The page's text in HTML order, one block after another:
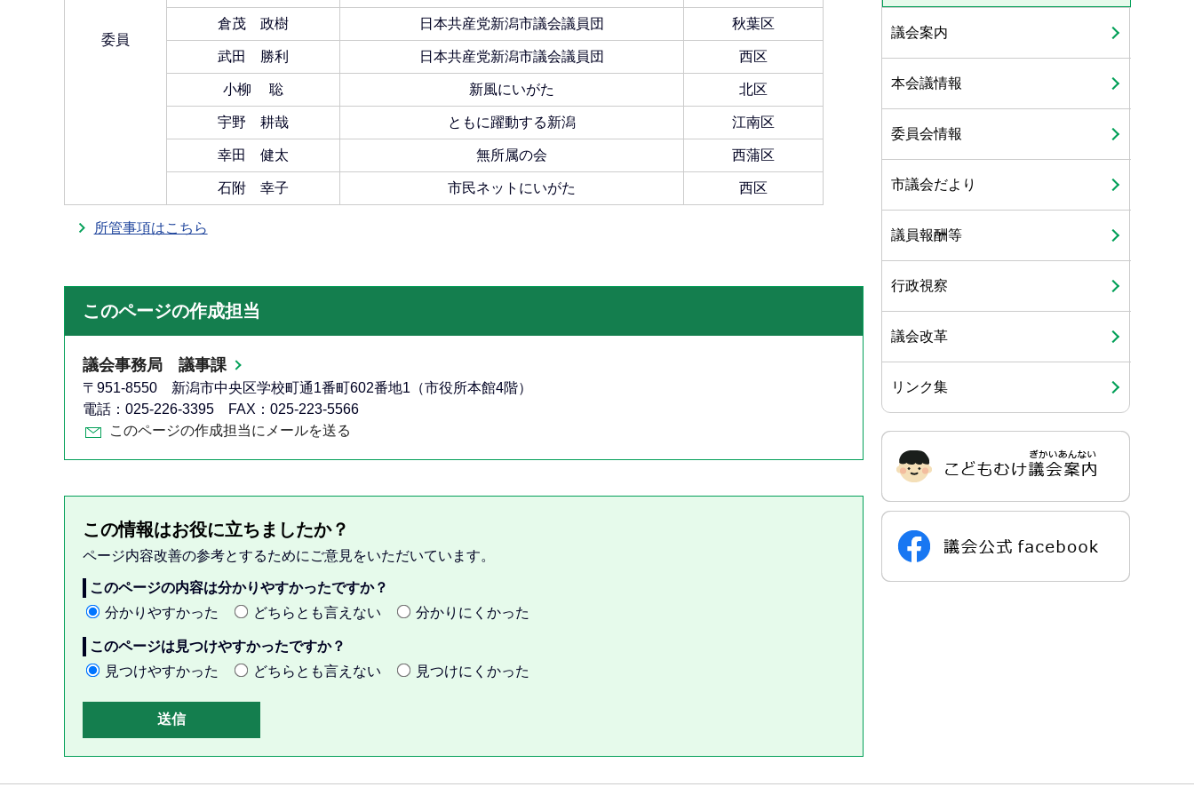
委員
倉茂 政樹 日本共産党新潟市議会議員団 秋葉区
武田 勝利 日本共産党新潟市議会議員団 西区
小柳 聡 新風にいがた 北区
宇野 耕哉 ともに躍動する新潟 江南区
幸田 健太 無所属の会 西蒲区
石附 幸子 市民ネットにいがた 西区
所管事項はこちら
このページの作成担当
議会事務局 議事課
〒951-8550 新潟市中央区学校町通1番町602番地1（市役所本館4階）
電話：025-226-3395 FAX：025-223-5566
このページの作成担当にメールを送る
この情報はお役に立ちましたか？
ページ内容改善の参考とするためにご意見をいただいています。
このページの内容は分かりやすかったですか？
分かりやすかった
どちらとも言えない 分かりにくかった
このページは見つけやすかったですか？
見つけやすかった
どちらとも言えない 見つけにくかった
議会案内
本会議情報
委員会情報
市議会だより
議員報酬等
行政視察
議会改革
リンク集